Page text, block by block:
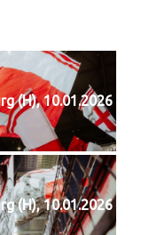
(H), 10.01.2026
(H), 10.01.2026